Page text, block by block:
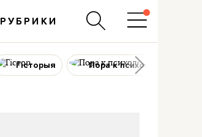
РУБРИКИ
Гісторыя Пора к психологу